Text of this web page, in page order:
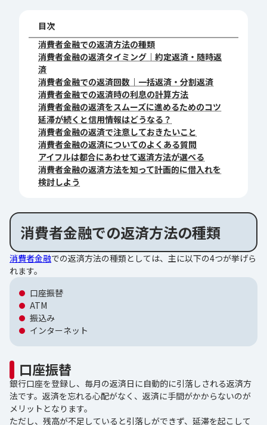
目次
消費者金融での返済方法の種類
消費者金融の返済タイミング｜約定返済・随時返
済
消費者金融での返済回数｜一括返済・分割返済
消費者金融での返済時の利息の計算方法
消費者金融の返済をスムーズに進めるためのコツ
延滞が続くと信用情報はどうなる？
消費者金融の返済で注意しておきたいこと
消費者金融の返済についてのよくある質問
アイフルは都合にあわせて返済方法が選べる
消費者金融の返済方法を知って計画的に借入れを
検討しよう
消費者金融での返済方法の種類
消費者金融での返済方法の種類としては、主に以下の4つが挙げら
れます。
口座振替
ATM
振込み
インターネット
口座振替
銀行口座を登録し、毎月の返済日に自動的に引落しされる返済方
法です。返済を忘れる心配がなく、返済に手間がかからないのが
メリットとなります。
ただし、残高が不足していると引落しができず、延滞を起こして